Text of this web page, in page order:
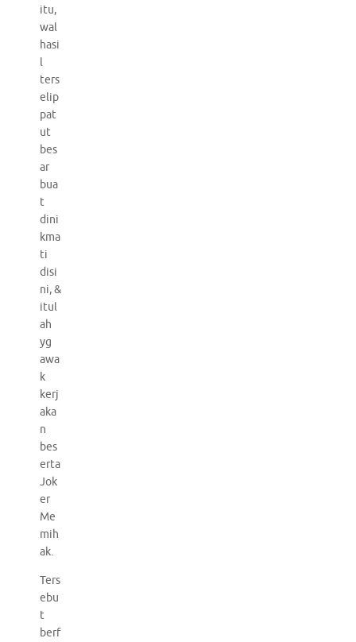
itu,
wal
hasi
l
ters
elip
pat
ut
bes
ar
bua
t
dini
kma
ti
disi
ni, &
itul
ah
yg
awa
k
kerj
aka
n
bes
erta
Jok
er
Me
mih
ak.
Ters
ebu
t
berf